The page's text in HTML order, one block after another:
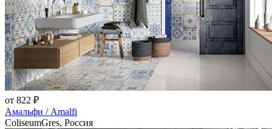
от 822 ₽
Амальфи / Amalfi
ColiseumGres, Россия